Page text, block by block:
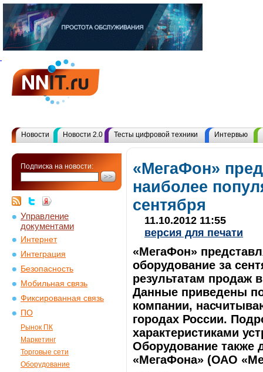
Новости Новости 2.0 Тесты цифровой техники Интервью
Подписка на новости:
Управление
документами
Интернет
Интеграция
Безопасность
Мобильная связь
Фиксированная связь
ПО
Рынок ПК
Маркетинг
Торговые сети
Оборудование
«МегаФон»
наиболее
сентября
11.10.2012 11:55
версия для печати
«МегаФон»
оборудование за
результатам продаж
Данные приведены
компании,
городах России.
характеристиками
Оборудование также
«МегаФона» (ОАО